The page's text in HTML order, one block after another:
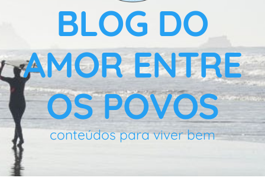
BLOG DO
AMOR ENTRE
OS POVOS
conteúdos para viver bem